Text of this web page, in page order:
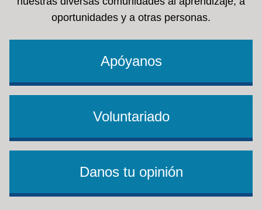
oportunidades y a otras personas.
Apóyanos
Voluntariado
Danos tu opinión